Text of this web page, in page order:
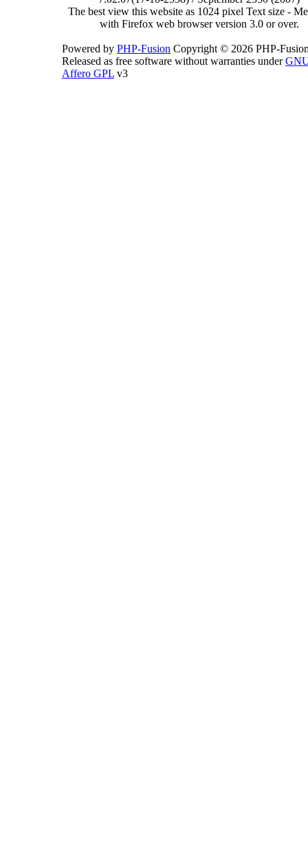
The best view this website as 1024 pixel Text size -
with Firefox web browser version 3.0 or over.
Powered by PHP-Fusion Copyright © 2026 PHP-
Released as free software without warranties under
Affero GPL v3